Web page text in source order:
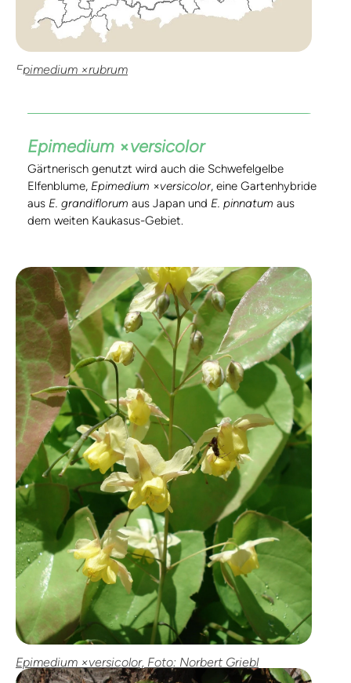
Epimedium ×rubrum
Epimedium ×versicolor
Gärtnerisch genutzt wird auch die Schwefelgelbe
Elfenblume, Epimedium ×versicolor, eine Gartenhybride
aus E. grandiflorum aus Japan und E. pinnatum aus
dem weiten Kaukasus-Gebiet.
Epimedium ×versicolor, Foto: Norbert Griebl